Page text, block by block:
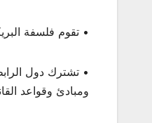
• تقوم فلسفة
• تشترك دول
ومبادئ وقواعد